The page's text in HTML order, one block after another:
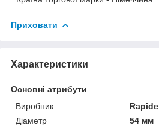
Приховати
Характеристики
Основні атрибути
Виробник
Rapide
Діаметр
54 мм